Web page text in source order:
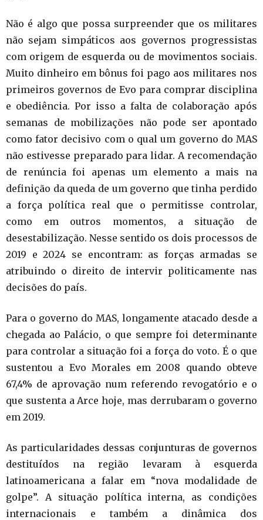
Não é algo que possa surpreender que os militares
não sejam simpáticos aos governos progressistas
com origem de esquerda ou de movimentos sociais.
Muito dinheiro em bônus foi pago aos militares nos
primeiros governos de Evo para comprar disciplina
e obediência. Por isso a falta de colaboração após
semanas de mobilizações não pode ser apontado
como fator decisivo com o qual um governo do MAS
não estivesse preparado para lidar. A recomendação
de renúncia foi apenas um elemento a mais na
definição da queda de um governo que tinha perdido
a força política real que o permitisse controlar,
como em outros momentos, a situação de
desestabilização. Nesse sentido os dois processos de
2019 e 2024 se encontram: as forças armadas se
atribuindo o direito de intervir politicamente nas
decisões do país.
Para o governo do MAS, longamente atacado desde a
chegada ao Palácio, o que sempre foi determinante
para controlar a situação foi a força do voto. É o que
sustentou a Evo Morales em 2008 quando obteve
67,4% de aprovação num referendo revogatório e o
que sustenta a Arce hoje, mas derrubaram o governo
em 2019.
As particularidades dessas conjunturas de governos
destituídos na região levaram à esquerda
latinoamericana a falar em “nova modalidade de
golpe”. A situação política interna, as condições
internacionais e também a dinâmica dos